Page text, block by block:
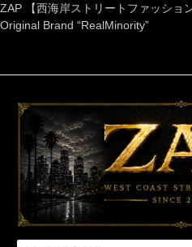
ZAP 【西海岸ストリートファッショ
Original Brand “RealMinority”